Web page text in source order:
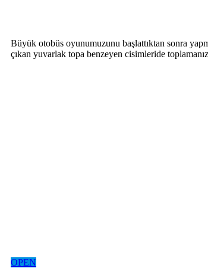
Büyük otobüs oyunumuzunu başlattıktan sonra
çıkan yuvarlak topa benzeyen cisimleride
OPEN